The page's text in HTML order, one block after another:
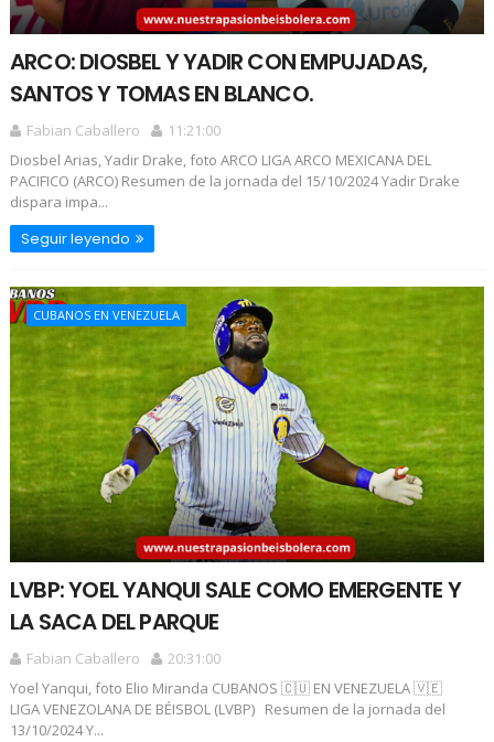
ARCO: DIOSBEL Y YADIR CON EMPUJADAS,
SANTOS Y TOMAS EN BLANCO.
Fabian Caballero
11:21:00
Diosbel Arias, Yadir Drake, foto ARCO LIGA ARCO MEXICANA DEL
PACIFICO (ARCO) Resumen de la jornada del 15/10/2024 Yadir Drake
dispara impa...
Seguir leyendo
CUBANOS EN VENEZUELA
LVBP: YOEL YANQUI SALE COMO EMERGENTE Y
LA SACA DEL PARQUE
Fabian Caballero
20:31:00
Yoel Yanqui, foto Elio Miranda CUBANOS 🇨🇺 EN VENEZUELA 🇻🇪
LIGA VENEZOLANA DE BÉISBOL (LVBP) Resumen de la jornada del
13/10/2024 Y...